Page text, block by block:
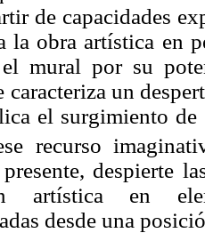
de capacidades
la obra artística en
mural por su
caracteriza un
el surgimiento
recurso
despierte
artística en
desde una